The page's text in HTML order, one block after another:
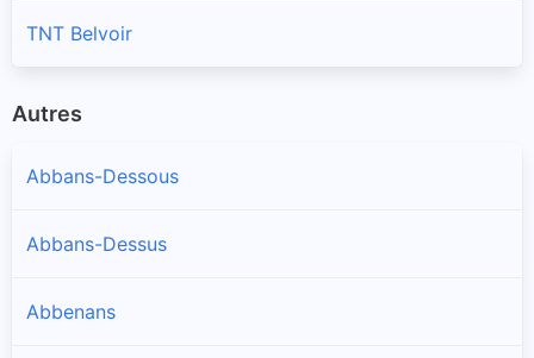
TNT Belvoir
Autres
Abbans-Dessous
Abbans-Dessus
Abbenans